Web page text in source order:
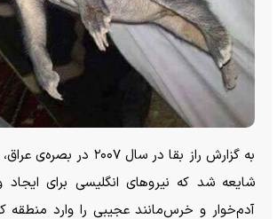
به گزارش راز بقا در سال
شایعه شد که نیرو‌های انگلیسی برای
آدم‌خوار و خرس‌مانند عجیبی را وارد منطقه